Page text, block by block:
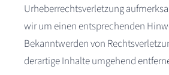
Urheberrechtsverletzung
wir um einen entsprechenden
Bekanntwerden von
derartige Inhalte umgehend